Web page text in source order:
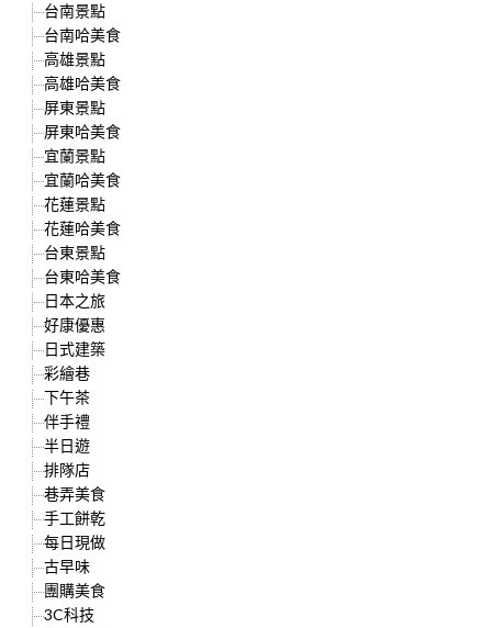
台南景點
台南哈美食
高雄景點
高雄哈美食
屏東景點
屏東哈美食
宜蘭景點
宜蘭哈美食
花蓮景點
花蓮哈美食
台東景點
台東哈美食
日本之旅
好康優惠
日式建築
彩繪巷
下午茶
伴手禮
半日遊
排隊店
巷弄美食
手工餅乾
每日現做
古早味
團購美食
3C科技